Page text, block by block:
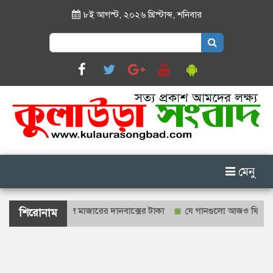
৮ই আগস্ট, ২০২৬ খ্রিস্টাব্দ,শনিবার
Search
for:
মেনু
শিরোনাম
শাহজালাল মাজারের দানবাক্সের টাকা যে গানগুলো আজও ফিরিয়ে নেয়